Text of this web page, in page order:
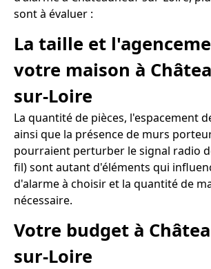
sont à évaluer :
La taille et
votre maison à
sur-Loire
La quantité de pièces, l'espacement
ainsi que la présence de murs
pourraient perturber le signal radio
fil) sont autant d'éléments qui
d'alarme à choisir et la quantité de
nécessaire.
Votre budget à
sur-Loire